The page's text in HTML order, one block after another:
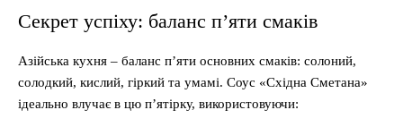
Секрет успіху: баланс п’яти смаків
Азійська кухня – баланс п’яти основних смаків: солоний,
солодкий, кислий, гіркий та умамі. Соус «Східна Сметана»
ідеально влучає в цю п’ятірку, використовуючи: